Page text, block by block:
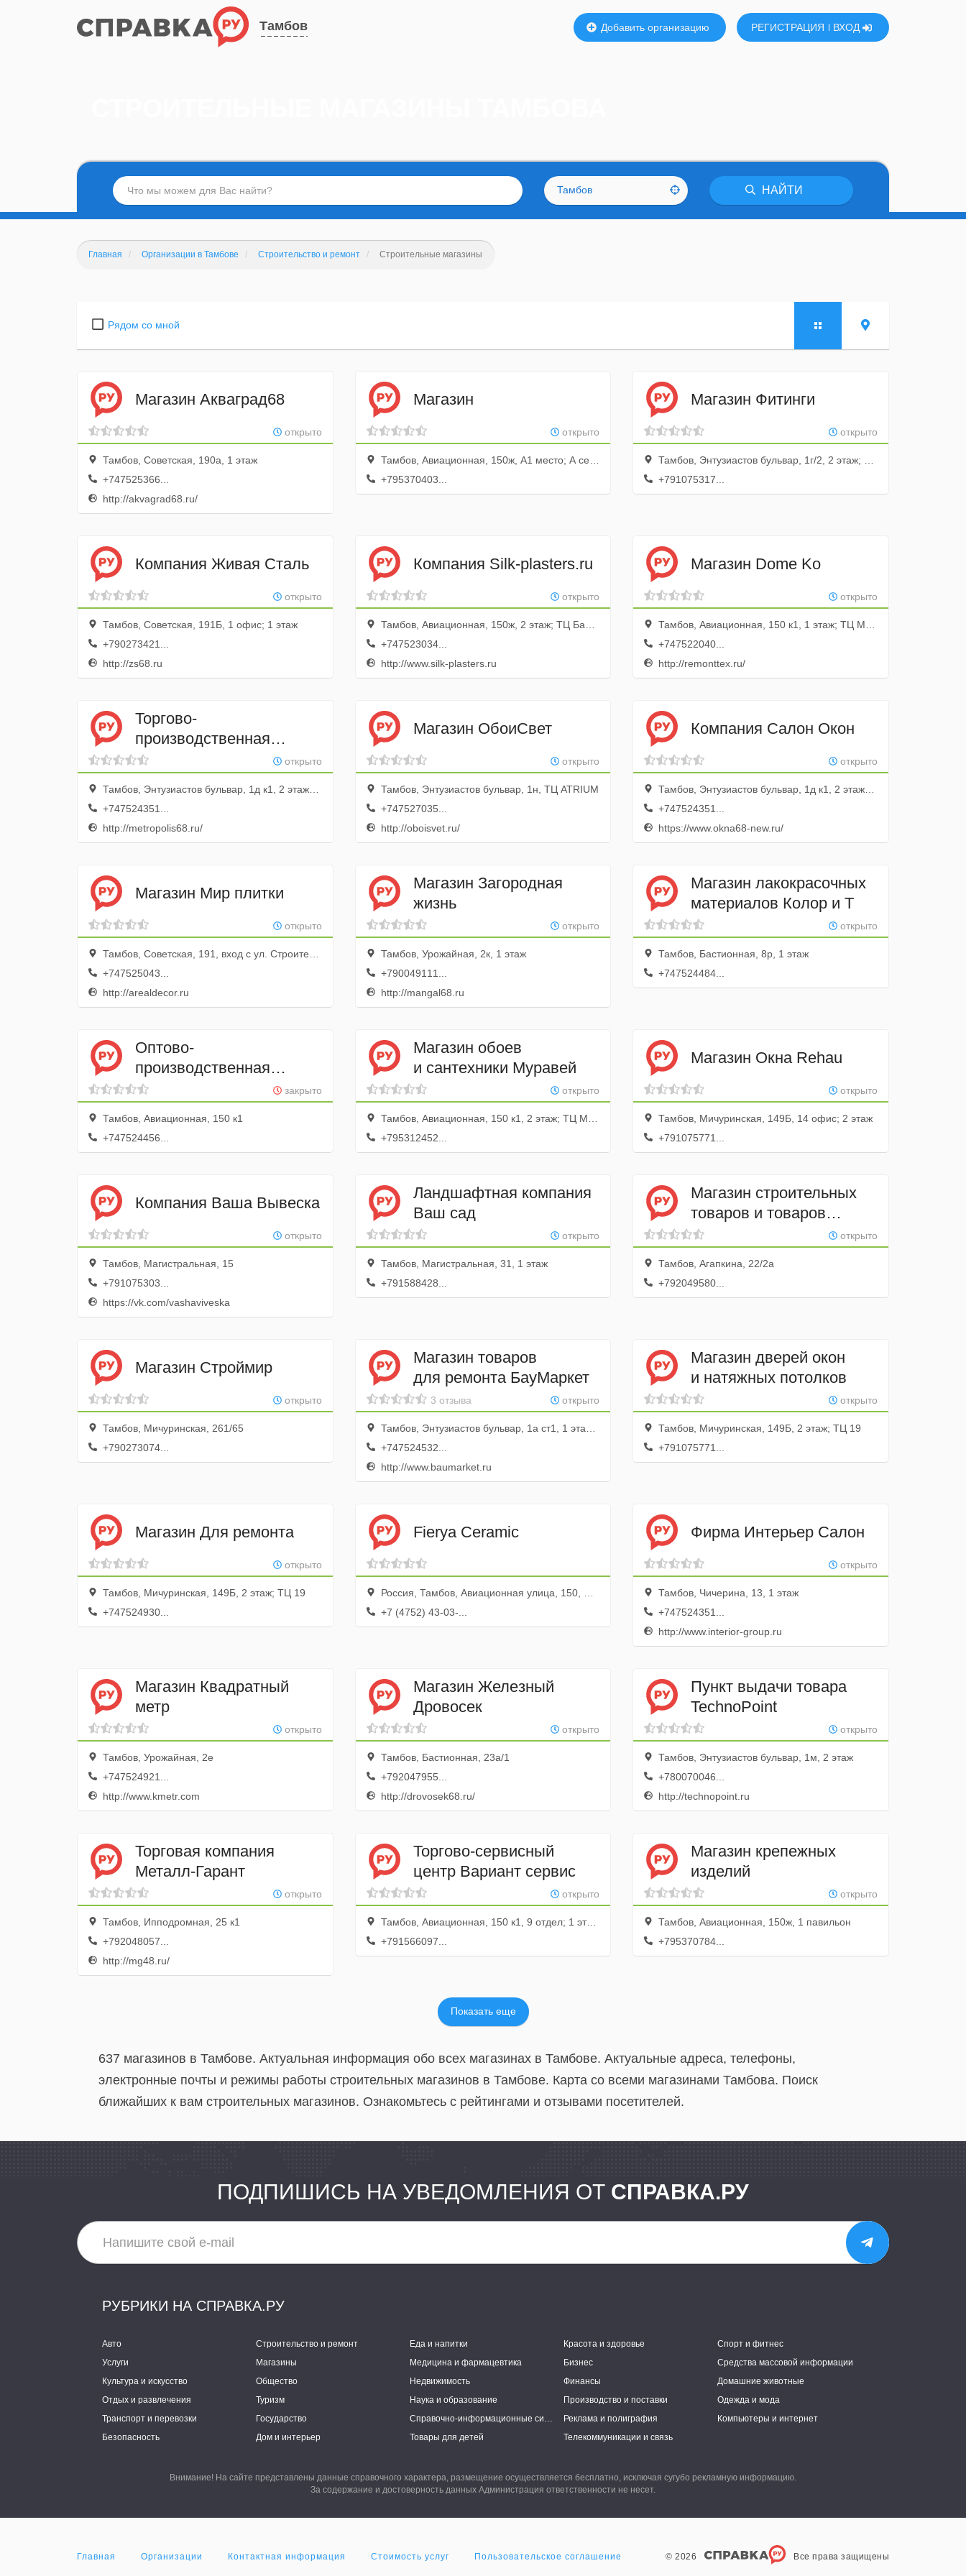
Тамбов Добавить организацию РЕГИСТРАЦИЯ ВХОД
Тамбов НАЙТИ
Главная Организации в Тамбове Строительство и ремонт Строительные магазины
Рядом со мной
Магазин Акваград68
открыто
Тамбов, Советская, 190а, 1 этаж
+747525366...
http://akvagrad68.ru/
Магазин
открыто
Тамбов, Авиационная, 150ж, А1 место; А сектор; 1 этаж
+795370403...
Магазин Фитинги
открыто
Тамбов, Энтузиастов бульвар, 1г/2, 2 этаж; ТЦ Улей-строй
+791075317...
Компания Живая Сталь
открыто
Тамбов, Советская, 191Б, 1 офис; 1 этаж
+790273421...
http://zs68.ru
Компания Silk-plasters.ru
открыто
Тамбов, Авиационная, 150ж, 2 этаж; ТЦ Башня
+747523034...
http://www.silk-plasters.ru
Магазин Dome Ko
открыто
Тамбов, Авиационная, 150 к1, 1 этаж; ТЦ Муравей
+747522040...
http://remonttex.ru/
Торгово-
производственная
компания МетроПолисоткрыто
Тамбов, Энтузиастов бульвар, 1д к1, 2 этаж; ТЦ Альфа-Строй
+747524351...
http://metropolis68.ru/
Магазин ОбоиСвет
открыто
Тамбов, Энтузиастов бульвар, 1н, ТЦ ATRIUM
+747527035...
http://oboisvet.ru/
Компания Салон Окон
открыто
Тамбов, Энтузиастов бульвар, 1д к1, 2 этаж; ТЦ Альфа-Строй
+747524351...
https://www.okna68-new.ru/
Магазин Мир плитки
открыто
Тамбов, Советская, 191, вход с ул. Строителей бульвар
+747525043...
http://arealdecor.ru
Магазин Загородная
жизнь
открыто
Тамбов, Урожайная, 2к, 1 этаж
+790049111...
http://mangal68.ru
Магазин лакокрасочных
материалов Колор и Т
открыто
Тамбов, Бастионная, 8р, 1 этаж
+747524484...
Оптово-
производственная
компания Колорит
закрыто
Тамбов, Авиационная, 150 к1
+747524456...
Магазин обоев
и сантехники Муравей
открыто
Тамбов, Авиационная, 150 к1, 2 этаж; ТЦ Муравей
+795312452...
Магазин Окна Rehau
открыто
Тамбов, Мичуринская, 149Б, 14 офис; 2 этаж
+791075771...
Компания Ваша Вывеска
открыто
Тамбов, Магистральная, 15
+791075303...
https://vk.com/vashaviveska
Ландшафтная компания
Ваш сад
открыто
Тамбов, Магистральная, 31, 1 этаж
+791588428...
Магазин строительных
товаров и товаров
для дома Интерьер открыто
Тамбов, Агапкина, 22/2а
+792049580...
Магазин Строймир
открыто
Тамбов, Мичуринская, 261/65
+790273074...
Магазин товаров
для ремонта БауМаркет
открыто
3 отзыва
Тамбов, Энтузиастов бульвар, 1а ст1, 1 этаж; ТРЦ Фестиваль-парк
+747524532...
http://www.baumarket.ru
Магазин дверей окон
и натяжных потолков
открыто
Тамбов, Мичуринская, 149Б, 2 этаж; ТЦ 19
+791075771...
Магазин Для ремонта
открыто
Тамбов, Мичуринская, 149Б, 2 этаж; ТЦ 19
+747524930...
Fierya Ceramic
Россия, Тамбов, Авиационная улица, 150, ТЦ Муравей
+7 (4752) 43-03-...
Фирма Интерьер Салон
открыто
Тамбов, Чичерина, 13, 1 этаж
+747524351...
http://www.interior-group.ru
Магазин Квадратный
метр
открыто
Тамбов, Урожайная, 2е
+747524921...
http://www.kmetr.com
Магазин Железный
Дровосек
открыто
Тамбов, Бастионная, 23а/1
+792047955...
http://drovosek68.ru/
Пункт выдачи товара
TechnoPoint
открыто
Тамбов, Энтузиастов бульвар, 1м, 2 этаж
+780070046...
http://technopoint.ru
Торговая компания
Металл-Гарант
открыто
Тамбов, Ипподромная, 25 к1
+792048057...
http://mg48.ru/
Торгово-сервисный
центр Вариант сервис
открыто
Тамбов, Авиационная, 150 к1, 9 отдел; 1 этаж; центр Муравей
+791566097...
Магазин крепежных
изделий
открыто
Тамбов, Авиационная, 150ж, 1 павильон
+795370784...
Показать еще
637 магазинов в Тамбове. Актуальная информация обо всех магазинах в Тамбове. Актуальные адреса, телефоны,
электронные почты и режимы работы строительных магазинов в Тамбове. Карта со всеми магазинами Тамбова. Поиск
ближайших к вам строительных магазинов. Ознакомьтесь с рейтингами и отзывами посетителей.
ПОДПИШИСЬ НА УВЕДОМЛЕНИЯ ОТ СПРАВКА.РУ
РУБРИКИ НА СПРАВКА.РУ
Авто Строительство и ремонт Еда и напитки Красота и здоровье
Спорт и фитнес
Услуги
Магазины Медицина и фармацевтика Бизнес
Средства массовой информации
Культура и искусство
Общество Недвижимость Финансы
Домашние животные
Отдых и развлечения
Туризм Наука и образование Производство и поставки
Одежда и мода
Транспорт и перевозки
Государство Справочно-информационные системы Реклама и полиграфия
Компьютеры и интернет
Безопасность
Дом и интерьер Товары для детей Телекоммуникации и связь
Внимание! На сайте представлены данные справочного характера, размещение осуществляется бесплатно, исключая сугубо рекламную информацию.
За содержание и достоверность данных Администрация ответственности не несет.
Главная Организации Контактная информация Стоимость услуг Пользовательское соглашение © 2026 Все права защищены